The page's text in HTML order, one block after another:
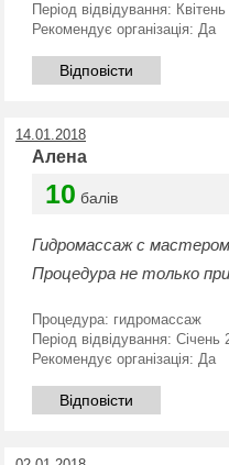
Період відвідування:
Рекомендує організація: Да
Відповісти
14.01.2018
Алена
10 балів
Гидромассаж с
Процедура не только
Процедура: гидромассаж
Період відвідування: Січень
Рекомендує організація: Да
Відповісти